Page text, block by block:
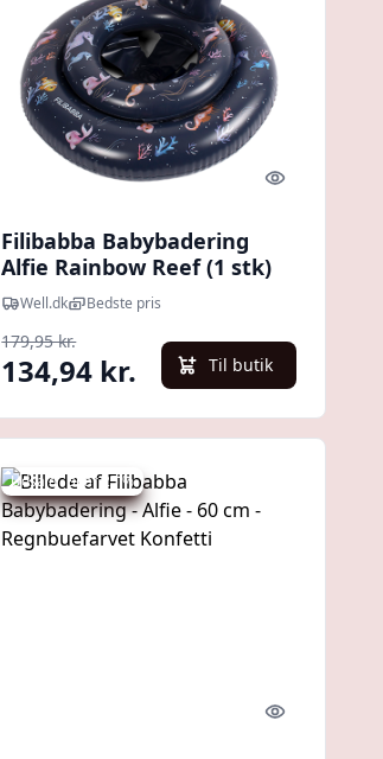
Quick look
Filibabba Babybadering
Alfie Rainbow Reef (1 stk)
Well.dk Bedste pris
179,95 kr.
134,94 kr. Til butik
Udsalg - spar 25 %
Quick look